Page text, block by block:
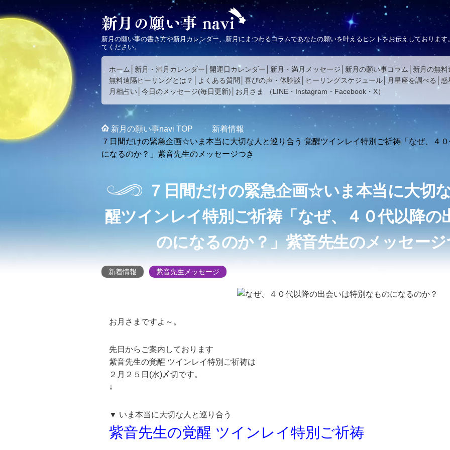
新月の願い事の書き方や新月カレンダー、新月にまつわるコラムであなたの願いを叶えるヒントをお伝えしておりま
てください。
ホーム 新月・満月カレンダー 開運日カレンダー 新月・満月メッセージ 新月の願い事コラム
新月の無
無料遠隔ヒーリングとは？
よくある質問 喜びの声・体験談 ヒーリングスケジュール 月星座を調べる
惑
月相占い 今日のメッセージ(毎日更新) お月さま （LINE ・ Instagram ・ Facebook ・ X）
新月の願い事navi TOP
新着情報
７日間だけの緊急企画☆いま本当に大切な人と巡り合う 覚醒ツインレイ特別ご祈祷「なぜ、４
になるのか？」紫音先生のメッセージつき
７日間だけの緊急企画☆いま本当に大切
醒ツインレイ特別ご祈祷「なぜ、４０代以降の
のになるのか？」紫音先生のメッセー
新着情報 紫音先生メッセージ
お月さまですよ～。
先日からご案内しております
紫音先生の覚醒 ツインレイ特別ご祈祷は
２月２５日(水)〆切です。
↓
▼ いま本当に大切な人と巡り合う
紫音先生の覚醒 ツインレイ特別ご祈祷